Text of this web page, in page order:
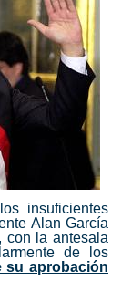
insuficientes
Alan García
con la antesala
de los
su aprobación